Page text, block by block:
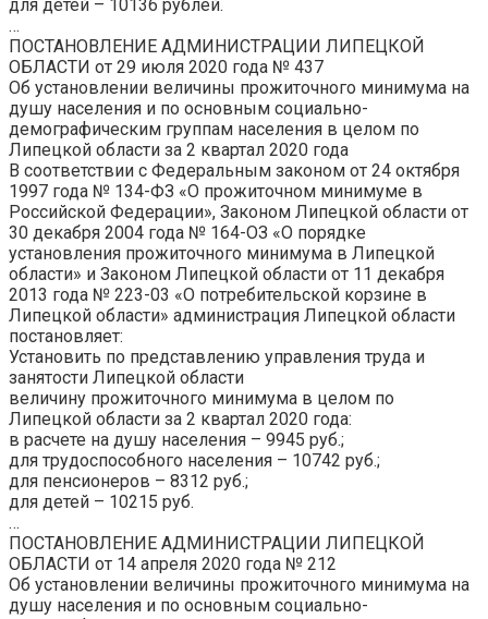
для детей – 10136 рублей.
…
ПОСТАНОВЛЕНИЕ АДМИНИСТРАЦИИ ЛИПЕЦКОЙ
ОБЛАСТИ от 29 июля 2020 года № 437
Об установлении величины прожиточного минимума на
душу населения и по основным социально-
демографическим группам населения в целом по
Липецкой области за 2 квартал 2020 года
В соответствии с Федеральным законом от 24 октября
1997 года № 134-ФЗ «О прожиточном минимуме в
Российской Федерации», Законом Липецкой области от
30 декабря 2004 года № 164-ОЗ «О порядке
установления прожиточного минимума в Липецкой
области» и Законом Липецкой области от 11 декабря
2013 года № 223-03 «О потребительской корзине в
Липецкой области» администрация Липецкой области
постановляет:
Установить по представлению управления труда и
занятости Липецкой области
величину прожиточного минимума в целом по
Липецкой области за 2 квартал 2020 года:
в расчете на душу населения – 9945 руб.;
для трудоспособного населения – 10742 руб.;
для пенсионеров – 8312 руб.;
для детей – 10215 руб.
…
ПОСТАНОВЛЕНИЕ АДМИНИСТРАЦИИ ЛИПЕЦКОЙ
ОБЛАСТИ от 14 апреля 2020 года № 212
Об установлении величины прожиточного минимума на
душу населения и по основным социально-